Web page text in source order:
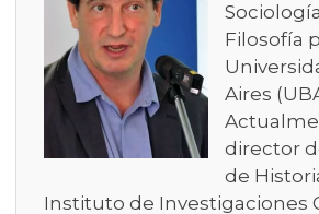
Filosofía
Aires
director
de
Instituto de Investigaciones